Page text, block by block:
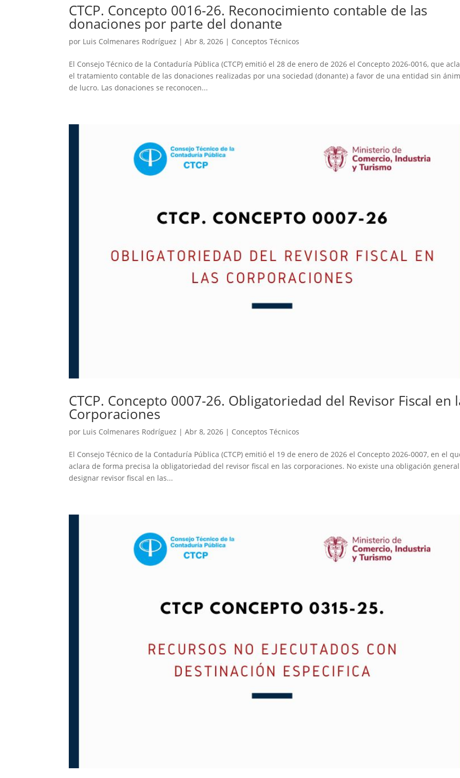
CTCP. Concepto 0016-26. Reconocimiento contable de las
donaciones por parte del donante
por Luis Colmenares Rodríguez |Abr 8, 2026 | Conceptos Técnicos
El Consejo Técnico de la Contaduría Pública (CTCP) emitió el 28 de enero de 2026 el Concepto 2026-0016, que
el tratamiento contable de las donaciones realizadas por una sociedad (donante) a favor de una entidad sin
de lucro. Las donaciones se reconocen...
CTCP. Concepto 0007-26. Obligatoriedad del Revisor Fiscal en
Corporaciones
por Luis Colmenares Rodríguez |Abr 8, 2026 | Conceptos Técnicos
El Consejo Técnico de la Contaduría Pública (CTCP) emitió el 19 de enero de 2026 el Concepto 2026-0007, en el
aclara de forma precisa la obligatoriedad del revisor fiscal en las corporaciones. No existe una obligación
designar revisor fiscal en las...